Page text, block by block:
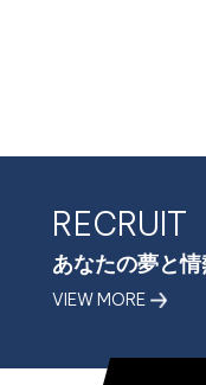
・入力フォームそ
ーが入力または送信
(2) ユーザーが本サ
スと連携を許可す
ユーザーが、本サ
ルネットワーキン
RECRUIT
あなたの夢と
VIEW MORE